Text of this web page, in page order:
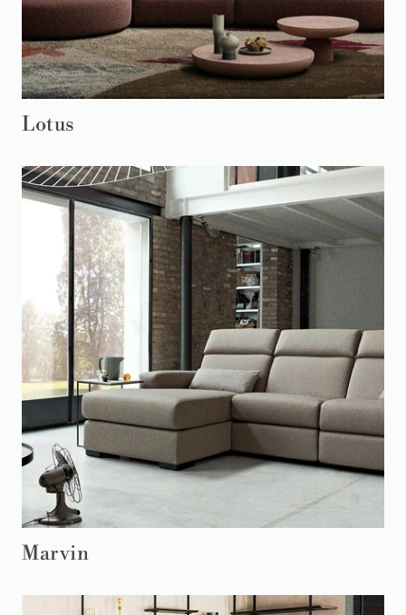
Lotus
Marvin